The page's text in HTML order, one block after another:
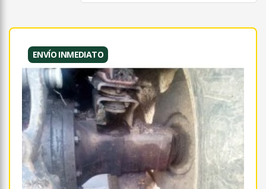
ENVÍO INMEDIATO